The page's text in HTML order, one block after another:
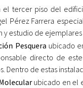
tercer piso del
Pérez Farrera
estudio de
Pesquera ubicado
directo de
de estas
ubicado en el